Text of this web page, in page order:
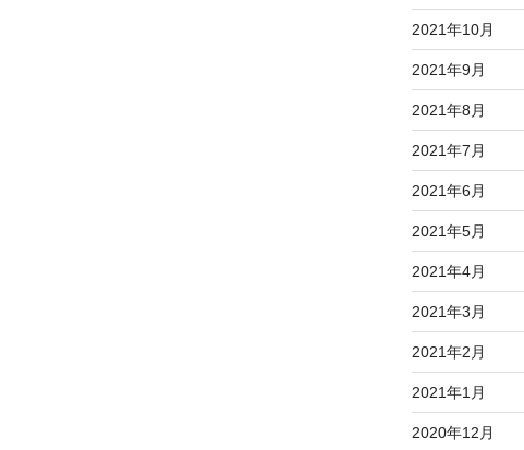
2021年10月
2021年9月
2021年8月
2021年7月
2021年6月
2021年5月
2021年4月
2021年3月
2021年2月
2021年1月
2020年12月